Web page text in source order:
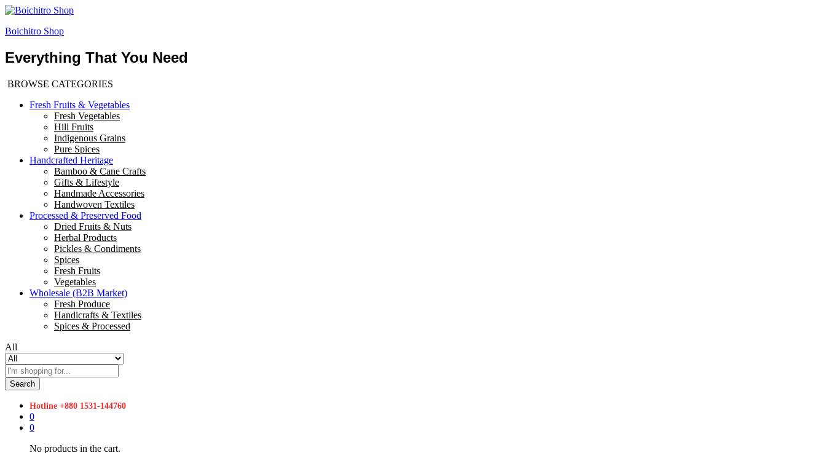
Boichitro Shop
Everything That You Need
BROWSE CATEGORIES
Fresh Fruits & Vegetables
Fresh Vegetables
Hill Fruits
Indigenous Grains
Pure Spices
Handcrafted Heritage
Bamboo & Cane Crafts
Gifts & Lifestyle
Handmade Accessories
Handwoven Textiles
Processed & Preserved Food
Dried Fruits & Nuts
Herbal Products
Pickles & Condiments
Spices
Fresh Fruits
Vegetables
Wholesale (B2B Market)
Fresh Produce
Handicrafts & Textiles
Spices & Processed
All
Search
Hotline +880 1531-144760
0
0
No products in the cart.